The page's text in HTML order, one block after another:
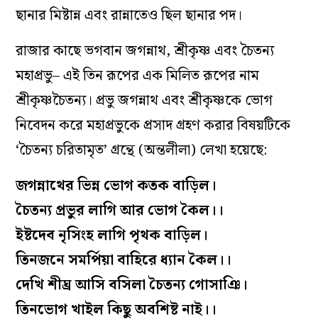
ছানার মিষ্টান্ন এবং রান্নাতেও ছিল ছানার পদ।
রাজার কাছে ভগবান জগন্নাথ, শ্রীকৃষ্ণ এবং চৈতন‌্য
মহাপ্রভু– এই তিন রূপের এক মিলিত রূপের নাম
শ্রীকৃষ্ণচৈতন‌্য। প্রভু জগন্নাথ এবং শ্রীকৃষ্ণকে ভোগ
নিবেদন করে মহাপ্রভুকে প্রসাদ গ্রহণ করার বিষয়টিকে
‘চৈতন‌্য চরিতামৃত’ গ্রন্থে (অন্তলীলা) লেখা হয়েছে:
জগন্নাথের ভিন্ন ভোগ কতক বাড়িল।
চৈতন‌্য প্রভুর লাগি আর ভোগ কৈল।।
ইষ্টদেব নৃসিংহ লাগি পৃথক বাড়িল।
তিনজনে সমর্পিয়া বাহিরে ধ‌্যান কৈল।।
দেখি শীঘ্র আসি বসিলা চৈতন‌্য গোসাঞি।
তিনভোগ খাইল কিছু অবশিষ্ট নাই।।